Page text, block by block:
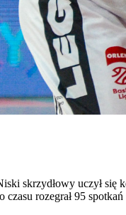
skrzydłowy uczył się
rozegrał 95